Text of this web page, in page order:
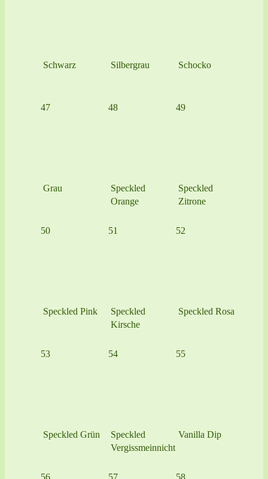
Schwarz Silbergrau Schocko
47
Grau
48
Speckled
Orange
49
Speckled
Zitrone
50
Speckled Pink
51
Speckled
Kirsche
52
Speckled Rosa
53
Speckled Grün
54
Speckled
Vergissmeinnicht
55
Vanilla Dip